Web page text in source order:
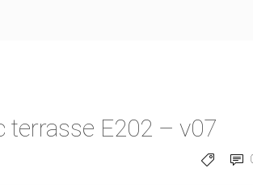
terrasse E202 – v07